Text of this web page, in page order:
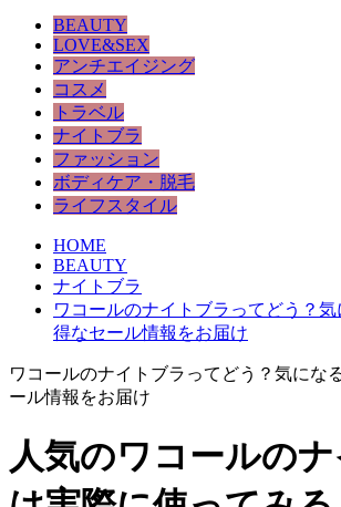
BEAUTY
LOVE&SEX
アンチエイジング
コスメ
トラベル
ナイトブラ
ファッション
ボディケア・脱毛
ライフスタイル
HOME
BEAUTY
ナイトブラ
ワコールのナイトブラってどう？
得なセール情報をお届け
ワコールのナイトブラってどう？気にな
ール情報をお届け
人気のワコールの